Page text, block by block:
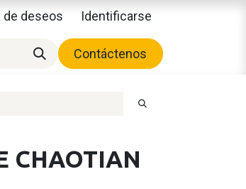
de deseos Identificarse
Contáctenos
CHAOTIAN